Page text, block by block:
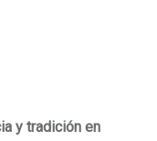
y tradición en